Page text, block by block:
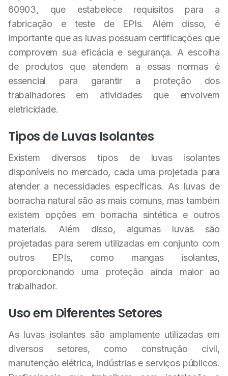
60903, que estabelece requisitos para a
fabricação e teste de EPIs. Além disso, é
importante que as luvas possuam certificações que
comprovem sua eficácia e segurança. A escolha
de produtos que atendem a essas normas é
essencial para garantir a proteção dos
trabalhadores em atividades que envolvem
eletricidade.
Tipos de Luvas Isolantes
Existem diversos tipos de luvas isolantes
disponíveis no mercado, cada uma projetada para
atender a necessidades específicas. As luvas de
borracha natural são as mais comuns, mas também
existem opções em borracha sintética e outros
materiais. Além disso, algumas luvas são
projetadas para serem utilizadas em conjunto com
outros EPIs, como mangas isolantes,
proporcionando uma proteção ainda maior ao
trabalhador.
Uso em Diferentes Setores
As luvas isolantes são amplamente utilizadas em
diversos setores, como construção civil,
manutenção elétrica, indústrias e serviços públicos.